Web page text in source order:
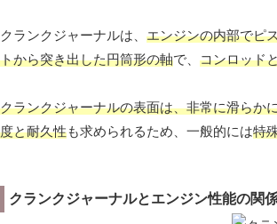
クランクジャーナルは、 エンジンの内部でピ
トから突き出した円筒形の軸で、 コンロッド
クランクジャーナルの表面は、非常に滑らか
度と耐久性も求められるため、一般的には特
クランクジャーナルとエンジン性能の関